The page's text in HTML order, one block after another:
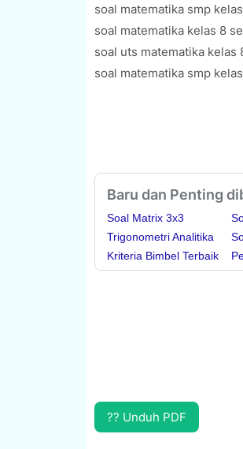
soal matematika smp
soal matematika kelas 8
soal uts matematika kelas
soal matematika smp
Baru dan Penting
Soal Matrix 3x3
Trigonometri Analitika
Kriteria Bimbel Terbaik
?? Unduh PDF